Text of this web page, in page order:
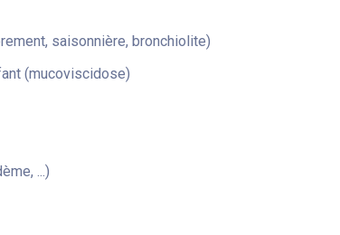
saisonnière, bronchiolite)
(mucoviscidose)
...)